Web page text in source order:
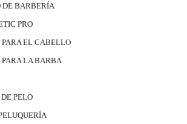
BARBERÍA
PRO
PARA EL CABELLO
PARA LA BARBA
PELO